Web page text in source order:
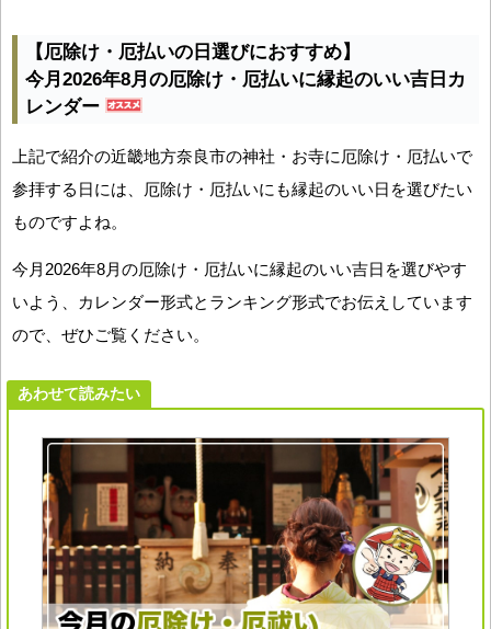
【厄除け・厄払いの日選びにおすすめ】
今月2026年8月の厄除け・厄払いに縁起のいい吉日カ
レンダー
上記で紹介の近畿地方奈良市の神社・お寺に厄除け・厄払いで
参拝する日には、厄除け・厄払いにも縁起のいい日を選びたい
ものですよね。
今月2026年8月の厄除け・厄払いに縁起のいい吉日を選びやす
いよう、カレンダー形式とランキング形式でお伝えしています
ので、ぜひご覧ください。
あわせて読みたい